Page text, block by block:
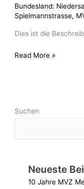
Bundesland:
Spielmannstrasse,
Dies ist die
Read More »
Suchen
Neueste
10 Jahre MVZ